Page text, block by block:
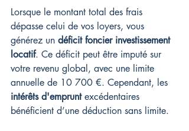
Lorsque le montant total des frais
dépasse celui de vos loyers, vous
générez un déficit foncier investissement
locatif. Ce déficit peut être imputé sur
votre revenu global, avec une limite
annuelle de 10 700 €. Cependant, les
intérêts d'emprunt excédentaires
bénéficient d’une déduction sans limite.